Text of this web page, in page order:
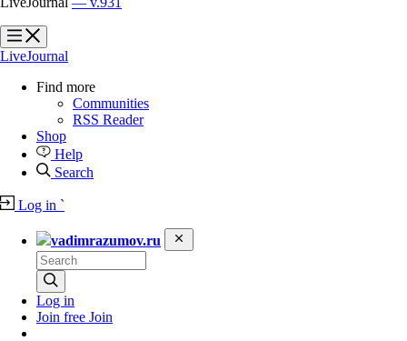
?
?
LiveJournal
Find more
Communities
RSS Reader
Shop
Help
Search
Log in `
vadimrazumov.ru
Log in
Join free Join